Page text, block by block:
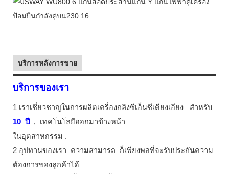
บริการหลังการขาย
บริการของเรา
1 เราเชี่ยวชาญในการผลิตเครื่องกลึงซีเอ็นซีเตียงเอียง
สำหรับ
10 ปี ,
เทคโนโลยีออกมาข้างหน้า
ในอุตสาหกรรม .
2 อุปทานของเรา
ความสามารถ
ก็เพียงพอที่จะรับประกันความ
ต้องการของลูกค้าได้